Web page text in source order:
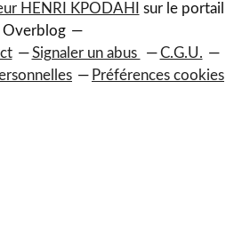
HENRI KPODAHI
sur le portail
Overblog
Signaler un abus
C.G.U.
Préférences cookies